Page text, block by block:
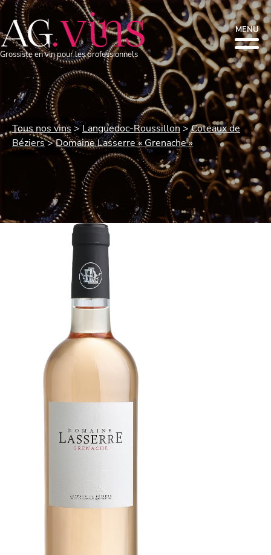
Grossiste en vin pour les professionnels
MENU
Tous nos vins Languedoc-Roussillon
Coteaux de
Béziers
Domaine Lasserre « Grenache »